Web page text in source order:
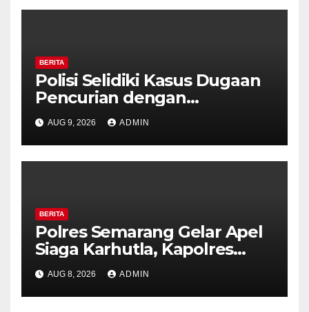
BERITA
Polisi Selidiki Kasus Dugaan
Pencurian dengan
Kekerasan di Counter HP
Royal Phone Ambarawa.
AUG 9, 2026 ADMIN
BERITA
Polres Semarang Gelar Apel
Siaga Karhutla, Kapolres
Tekankan Sinergi dan
Kesiapsiagaan Hadapi Musim
Kemarau.
AUG 8, 2026 ADMIN